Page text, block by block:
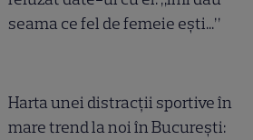
seama ce fel de femeie ești...”
Harta unei distracții sportive în
mare trend la noi în București: